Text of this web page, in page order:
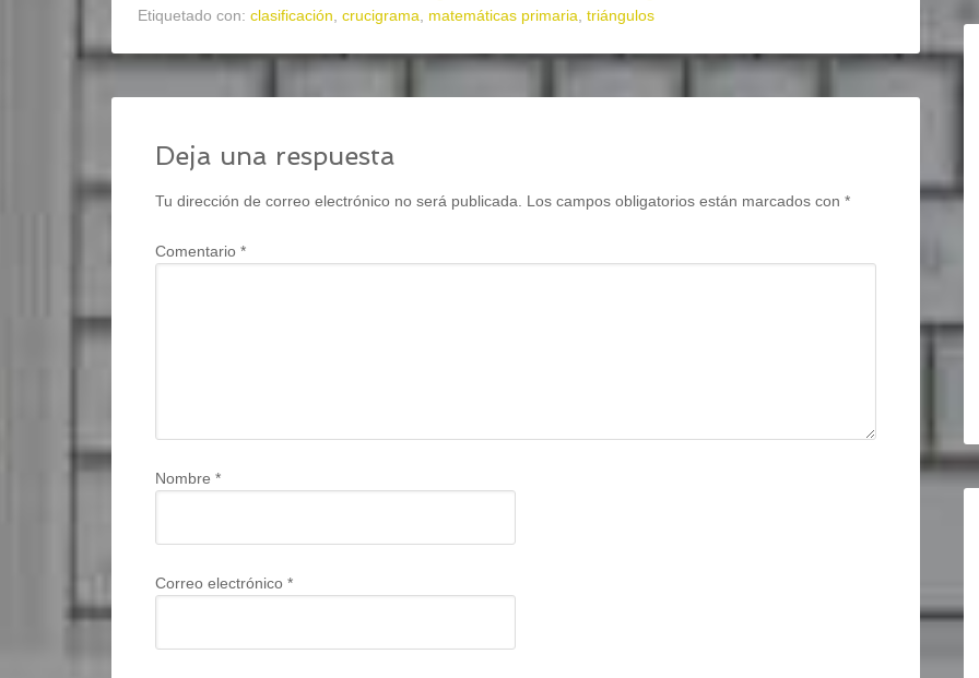
Etiquetado con: clasificación crucigrama matemáticas primaria triángulos
Deja una respuesta
Tu dirección de correo electrónico no será publicada. Los campos obligatorios están marcados con *
Comentario *
Nombre *
Correo electrónico *